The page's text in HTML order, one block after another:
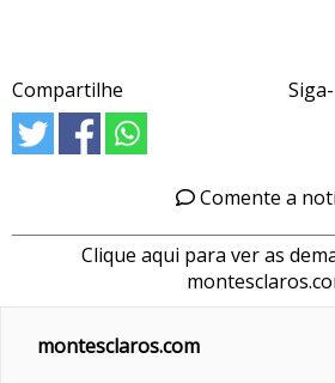
Compartilhe
Comente a
Clique aqui para ver as
montesclaros.com